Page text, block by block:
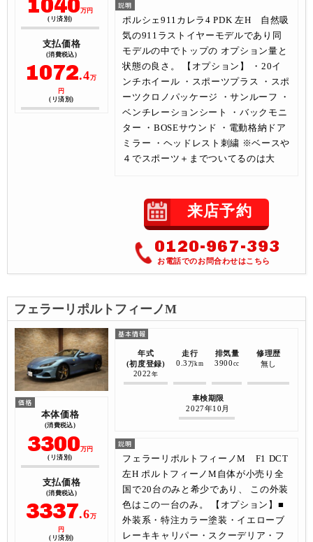
万円
(リ済別)
支払価格
(消費税込)
1072.4万
円
(リ済別)
ポルシェ911カレラ4 PDK 左H 自然吸
気の911ラストイヤーモデルであり同
モデルの中でトップの オプション量と
状態の良さ。 【オプション】 ・20イ
ンチホイール ・スポーツプラス ・スポ
ーツクロノパッケージ ・サンルーフ ・
ベンチレーションシート ・バックモニ
ター ・BOSEサウンド ・電動格納ドア
ミラー ・ヘッドレスト刺繍 ※ベースや
４でスポーツ＋までついてるのは大
来店予約
0120-967-393
お電話でのお問合わせはこちら
フェラーリポルトフィーノM
本体価格
(消費税込)
3300万円
(リ済別)
支払価格
(消費税込)
3337.6万
円
(リ済別)
年式
(初度登録)
2022 年
走行
0.3 万km
排気量
3900 cc
修理歴
無し
車検期限
2027年10月
フェラーリポルトフィーノM F1 DCT
左H ポルトフィーノM自体が小売り全
国で20台のみと希少であり、 この外装
色はこの一台のみ。 【オプション】■
外装系・特注カラー塗装・イエローブ
レーキキャリパー・スクーデリア・フ